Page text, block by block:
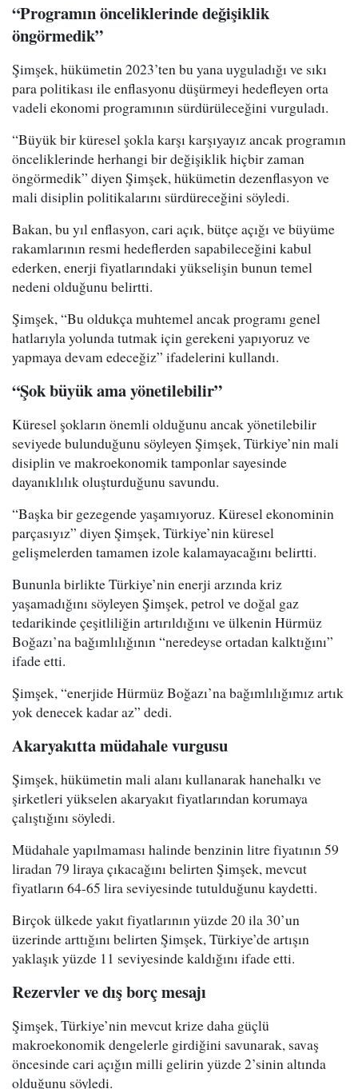
“Programın önceliklerinde değişiklik
öngörmedik”
Şimşek, hükümetin 2023’ten bu yana uyguladığı ve sıkı
para politikası ile enflasyonu düşürmeyi hedefleyen orta
vadeli ekonomi programının sürdürüleceğini vurguladı.
“Büyük bir küresel şokla karşı karşıyayız ancak programın
önceliklerinde herhangi bir değişiklik hiçbir zaman
öngörmedik” diyen Şimşek, hükümetin dezenflasyon ve
mali disiplin politikalarını sürdüreceğini söyledi.
Bakan, bu yıl enflasyon, cari açık, bütçe açığı ve büyüme
rakamlarının resmi hedeflerden sapabileceğini kabul
ederken, enerji fiyatlarındaki yükselişin bunun temel
nedeni olduğunu belirtti.
Şimşek, “Bu oldukça muhtemel ancak programı genel
hatlarıyla yolunda tutmak için gerekeni yapıyoruz ve
yapmaya devam edeceğiz” ifadelerini kullandı.
“Şok büyük ama yönetilebilir”
Küresel şokların önemli olduğunu ancak yönetilebilir
seviyede bulunduğunu söyleyen Şimşek, Türkiye’nin mali
disiplin ve makroekonomik tamponlar sayesinde
dayanıklılık oluşturduğunu savundu.
“Başka bir gezegende yaşamıyoruz. Küresel ekonominin
parçasıyız” diyen Şimşek, Türkiye’nin küresel
gelişmelerden tamamen izole kalamayacağını belirtti.
Bununla birlikte Türkiye’nin enerji arzında kriz
yaşamadığını söyleyen Şimşek, petrol ve doğal gaz
tedarikinde çeşitliliğin artırıldığını ve ülkenin Hürmüz
Boğazı’na bağımlılığının “neredeyse ortadan kalktığını”
ifade etti.
Şimşek, “enerjide Hürmüz Boğazı’na bağımlılığımız artık
yok denecek kadar az” dedi.
Akaryakıtta müdahale vurgusu
Şimşek, hükümetin mali alanı kullanarak hanehalkı ve
şirketleri yükselen akaryakıt fiyatlarından korumaya
çalıştığını söyledi.
Müdahale yapılmaması halinde benzinin litre fiyatının 59
liradan 79 liraya çıkacağını belirten Şimşek, mevcut
fiyatların 64-65 lira seviyesinde tutulduğunu kaydetti.
Birçok ülkede yakıt fiyatlarının yüzde 20 ila 30’un
üzerinde arttığını belirten Şimşek, Türkiye’de artışın
yaklaşık yüzde 11 seviyesinde kaldığını ifade etti.
Rezervler ve dış borç mesajı
Şimşek, Türkiye’nin mevcut krize daha güçlü
makroekonomik dengelerle girdiğini savunarak, savaş
öncesinde cari açığın milli gelirin yüzde 2’sinin altında
olduğunu söyledi.